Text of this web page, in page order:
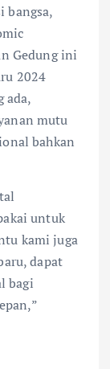
bangsa,
Gedung ini
2024
ada,
mutu
bahkan
untuk
kami juga
dapat
bagi